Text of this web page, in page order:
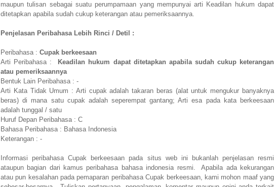
maupun tulisan sebagai suatu perumpamaan yang mempunyai arti Keadilan hukum dapat
ditetapkan apabila sudah cukup keterangan atau pemeriksaannya.
Penjelasan Peribahasa Lebih Rinci / Detil :
Peribahasa : Cupak berkeesaan
Arti Peribahasa :
Keadilan hukum dapat ditetapkan apabila sudah cukup keterangan
atau pemeriksaannya
Bentuk Lain Peribahasa : -
Arti Kata Tidak Umum : Arti cupak adalah takaran beras (alat untuk mengukur banyaknya
beras) di mana satu cupak adalah seperempat gantang; Arti esa pada kata berkeesaan
adalah tunggal / satu
Huruf Depan Peribahasa : C
Bahasa Peribahasa : Bahasa Indonesia
Keterangan : -
Informasi peribahasa Cupak berkeesaan pada situs web ini bukanlah penjelasan resmi
ataupun bagian dari kamus peribahasa bahasa indonesia resmi. Apabila ada kekurangan
atau pun kesalahan pada pemaparan peribahasa Cupak berkeesaan, kami mohon maaf yang